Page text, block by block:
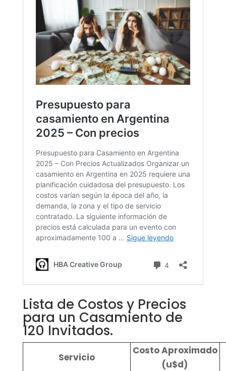
Lista de Costos y Precios
para un Casamiento de
120 Invitados.
Servicio
Costo Aproximado
(u$d)